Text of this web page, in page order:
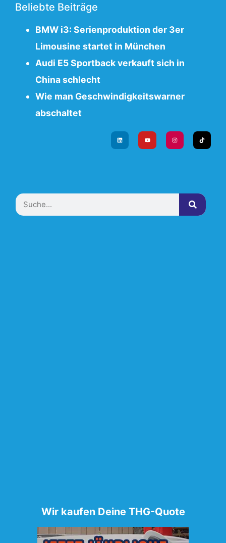
Beliebte Beiträge
BMW i3: Serienproduktion der 3er
Limousine startet in München
Audi E5 Sportback verkauft sich in
China schlecht
Wie man Geschwindigkeitswarner
abschaltet
Wir kaufen Deine THG-Quote